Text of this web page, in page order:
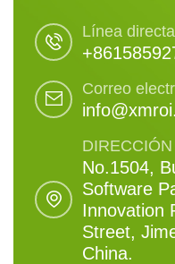
Línea directa
Correo
DIRECCIÓN
No.1504,
Software
Innovation
Street,
China.